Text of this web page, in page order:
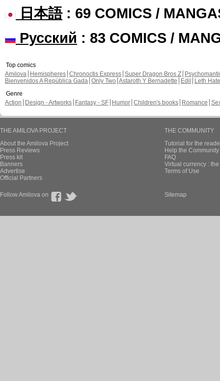
日本語: 69 COMICS /
Русский : 83 COMICS /
Top comics
Amilova
Hemispheres Chronoctis Express Super Dragon Bros Z
Bienvenidos A República Gada Only Two Astaroth Y Bernadette Edil
Leth Hate
Genre
Action
Design - Artworks Fantasy - SF Humor Children's books Romance
THE AMILOVA PROJECT
About the Amilova Project
Press Reviews
Press kit
Banners
Advertise
Official Partners
THE COMMUNITY
Tutorial for the
Help the
FAQ
Virtual currency :
Terms of Use
Follow Amilova on Sitemap